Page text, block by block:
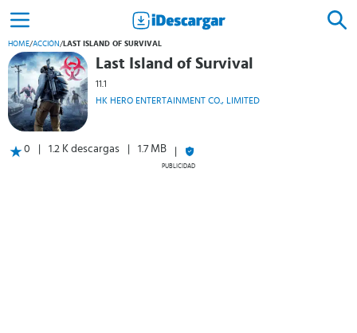
HOME/ACCIÓN/ LAST ISLAND OF SURVIVAL
Last Island of Survival
11.1
HK HERO ENTERTAINMENT CO., LIMITED
0 1.2 K descargas 1.7 MB
PUBLICIDAD